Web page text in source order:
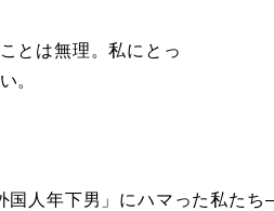
とは無理。私にとっ
。
国人年下男」にハマった私た